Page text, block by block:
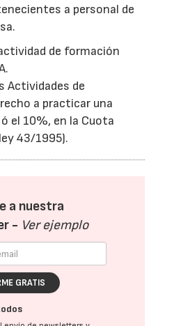
a personal de
de formación
Actividades de
a practicar una
el 10%, en la Cuota
43/1995).
a nuestra
- Ver ejemplo
GRATIS